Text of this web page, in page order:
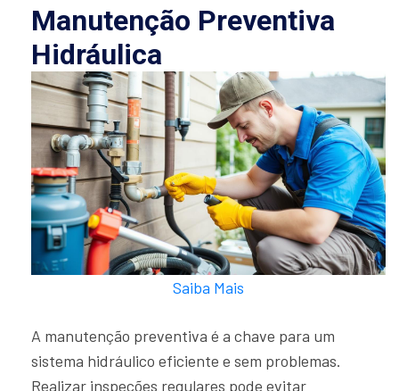
Manutenção Preventiva
Hidráulica
Saiba Mais
A manutenção preventiva é a chave para um
sistema hidráulico eficiente e sem problemas.
Realizar inspeções regulares pode evitar